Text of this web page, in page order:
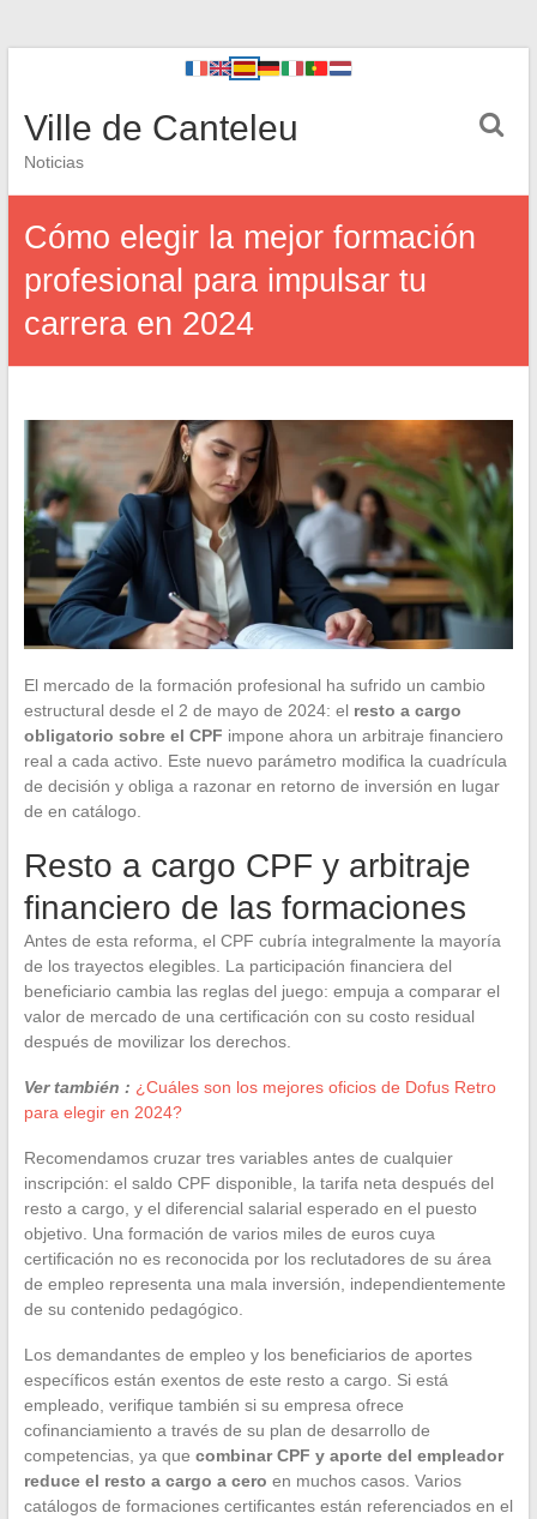
Ville de Canteleu
Noticias
Cómo elegir la mejor formación
profesional para impulsar tu
carrera en 2024
El mercado de la formación profesional ha sufrido un cambio
estructural desde el 2 de mayo de 2024: el resto a cargo
obligatorio sobre el CPF impone ahora un arbitraje financiero
real a cada activo. Este nuevo parámetro modifica la cuadrícula
de decisión y obliga a razonar en retorno de inversión en lugar
de en catálogo.
Resto a cargo CPF y arbitraje
financiero de las formaciones
Antes de esta reforma, el CPF cubría integralmente la mayoría
de los trayectos elegibles. La participación financiera del
beneficiario cambia las reglas del juego: empuja a comparar el
valor de mercado de una certificación con su costo residual
después de movilizar los derechos.
Ver también : ¿Cuáles son los mejores oficios de Dofus Retro
para elegir en 2024?
Recomendamos cruzar tres variables antes de cualquier
inscripción: el saldo CPF disponible, la tarifa neta después del
resto a cargo, y el diferencial salarial esperado en el puesto
objetivo. Una formación de varios miles de euros cuya
certificación no es reconocida por los reclutadores de su área
de empleo representa una mala inversión, independientemente
de su contenido pedagógico.
Los demandantes de empleo y los beneficiarios de aportes
específicos están exentos de este resto a cargo. Si está
empleado, verifique también si su empresa ofrece
cofinanciamiento a través de su plan de desarrollo de
competencias, ya que combinar CPF y aporte del empleador
reduce el resto a cargo a cero en muchos casos. Varios
catálogos de formaciones certificantes están referenciados en el